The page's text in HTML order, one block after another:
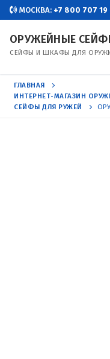
Перейти
содержимому
МОСКВА: +7 800 707 19
ОРУЖЕЙНЫЕ
СЕЙФЫ И ШКАФЫ ДЛЯ
ГЛАВНАЯ
ИНТЕРНЕТ-МАГАЗИН
СЕЙФЫ ДЛЯ РУЖЕЙ